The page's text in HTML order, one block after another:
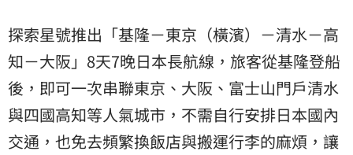
探索星號推出「基隆－東京（橫濱）－清水－高
知－大阪」8天7晚日本長航線，旅客從基隆登船
後，即可一次串聯東京、大阪、富士山門戶清水
與四國高知等人氣城市，不需自行安排日本國內
交通，也免去頻繁換飯店與搬運行李的麻煩，讓